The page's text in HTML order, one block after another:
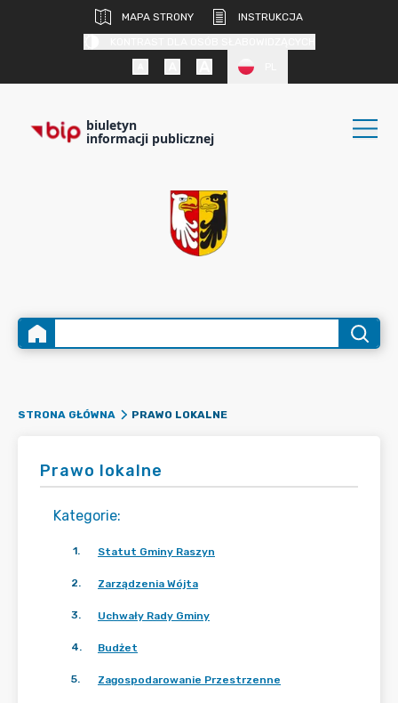
MAPA STRONY
INSTRUKCJA
biuletyn
informacji publicznej
STRONA GŁÓWNA PRAWO LOKALNE
Prawo lokalne
Kategorie:
1. Statut Gminy Raszyn
2. Zarządzenia Wójta
3. Uchwały Rady Gminy
4. Budżet
5. Zagospodarowanie Przestrzenne